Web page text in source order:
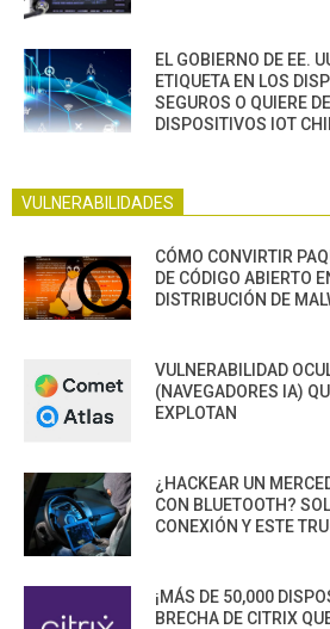
EL GOBIERNO DE EE.
ETIQUETA EN LOS
SEGUROS O QUIERE
DISPOSITIVOS IOT
VULNERABILIDADES
CÓMO CONVIRTIR
DE CÓDIGO ABIERTO
DISTRIBUCIÓN DE
VULNERABILIDAD
(NAVEGADORES IA)
EXPLOTAN
¿HACKEAR UN
CON BLUETOOTH?
CONEXIÓN Y ESTE
¡MÁS DE 50,000
BRECHA DE CITRIX